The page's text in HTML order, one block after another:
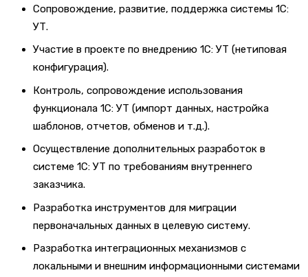
Сопровождение, развитие, поддержка системы 1С:
УТ.
Участие в проекте по внедрению 1С: УТ (нетиповая
конфигурация).
Контроль, сопровождение использования
функционала 1С: УТ (импорт данных, настройка
шаблонов, отчетов, обменов и т.д.).
Осуществление дополнительных разработок в
системе 1С: УТ по требованиям внутреннего
заказчика.
Разработка инструментов для миграции
первоначальных данных в целевую систему.
Разработка интеграционных механизмов с
локальными и внешним информационными системами